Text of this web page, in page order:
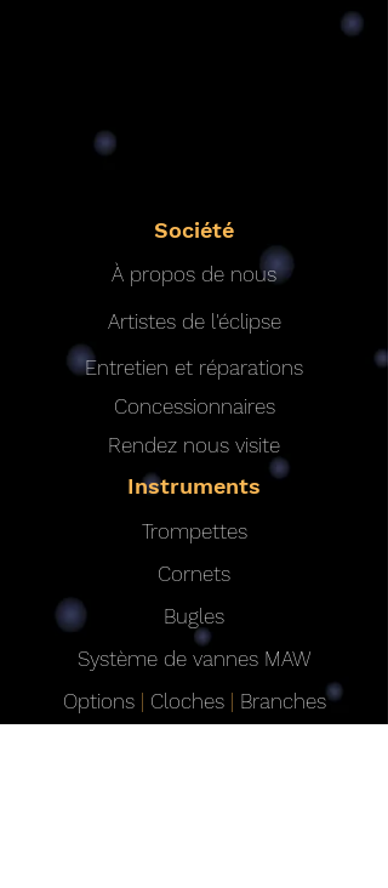
Société
À propos de nous
Artistes de l'éclipse
Entretien et réparations
Concessionnaires
Rendez nous visite
Instruments
Trompettes
Cornets
Bugles
Système de vannes MAW
Options
Cloches
Branches